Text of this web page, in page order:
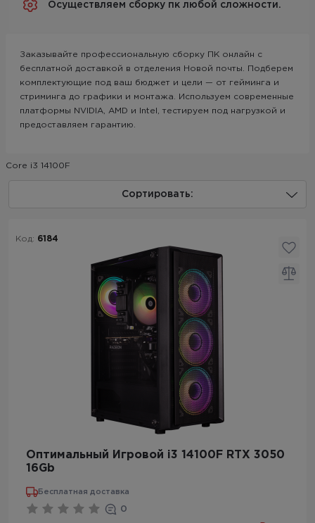
Осуществляем сборку пк любой сложности.
Заказывайте профессиональную сборку ПК онлайн с
бесплатной доставкой в отделения Новой почты. Подберем
комплектующие под ваш бюджет и цели — от гейминга и
стриминга до графики и монтажа. Используем современные
платформы NVIDIA, AMD и Intel, тестируем под нагрузкой и
предоставляем гарантию.
Core i3 14100F
Сортировать:
Код: 6184
Оптимальный Игровой i3 14100F RTX 3050
16Gb
Бесплатная доставка
0